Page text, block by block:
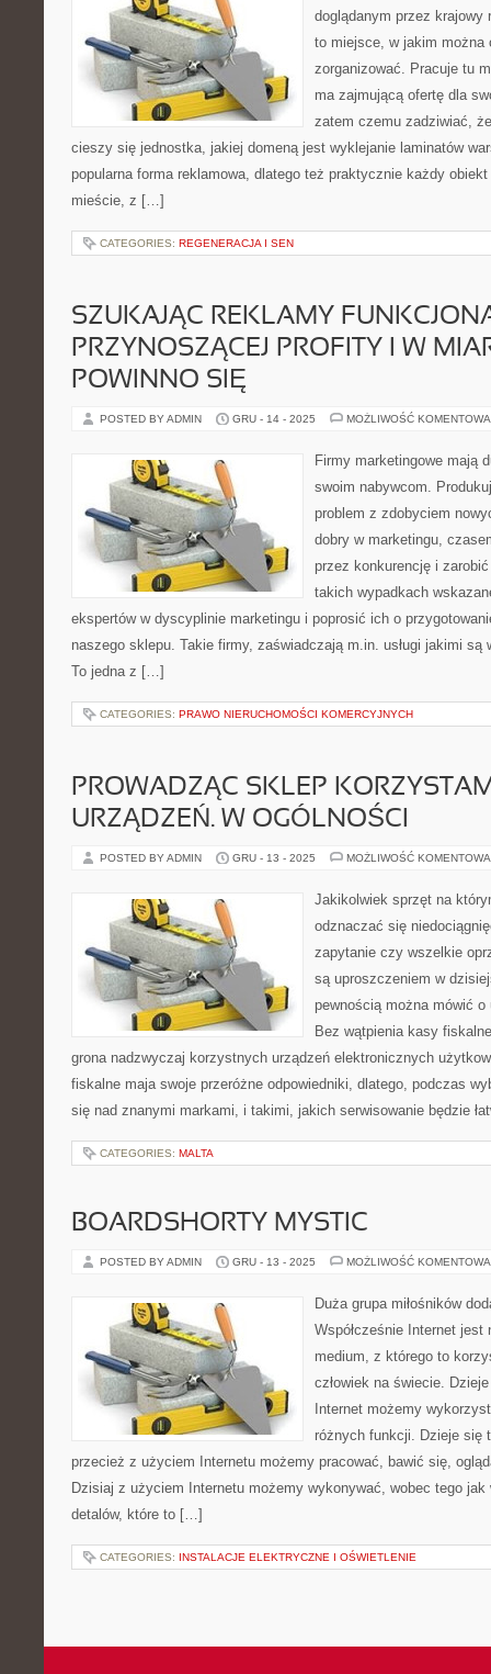
doglądanym przez krajowy
to miejsce, w jakim można
zorganizować. Pracuje tu
ma zajmującą ofertę dla
zatem czemu zadziwiać,
cieszy się jednostka, jakiej domeną jest wyklejanie laminatów
popularna forma reklamowa, dlatego też praktycznie każdy
mieście, z […]
CATEGORIES: REGENERACJA I SEN
SZUKAJĄC REKLAMY
PRZYNOSZĄCEJ PROFITY I W
POWINNO SIĘ
POSTED BY ADMIN GRU - 14 - 2025 MOŻLIWOŚĆ
Firmy marketingowe mają
swoim nabywcom.
problem z zdobyciem
dobry w marketingu,
przez konkurencję i
takich wypadkach
ekspertów w dyscyplinie marketingu i poprosić ich o
naszego sklepu. Takie firmy, zaświadczają m.in. usługi jakimi są
To jedna z […]
CATEGORIES: PRAWO NIERUCHOMOŚCI KOMERCYJNYCH
PROWADZĄC SKLEP
URZĄDZEŃ. W OGÓLNOŚCI
POSTED BY ADMIN GRU - 13 - 2025 MOŻLIWOŚĆ
Jakikolwiek sprzęt na
odznaczać się
zapytanie czy wszelkie
są uproszczeniem w
pewnością można mówić
Bez wątpienia kasy
grona nadzwyczaj korzystnych urządzeń elektronicznych
fiskalne maja swoje przeróżne odpowiedniki, dlatego, podczas
się nad znanymi markami, i takimi, jakich serwisowanie będzie
CATEGORIES: MALTA
BOARDSHORTY MYSTIC
POSTED BY ADMIN GRU - 13 - 2025 MOŻLIWOŚĆ
Duża grupa miłośników
Współcześnie Internet jest
medium, z którego to
człowiek na świecie.
Internet możemy
różnych funkcji. Dzieje się
przecież z użyciem Internetu możemy pracować, bawić się,
Dzisiaj z użyciem Internetu możemy wykonywać, wobec tego
detalów, które to […]
CATEGORIES: INSTALACJE ELEKTRYCZNE I OŚWIETLENIE